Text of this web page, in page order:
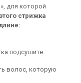
для которой
стрижка
подсушите.
волос, которую